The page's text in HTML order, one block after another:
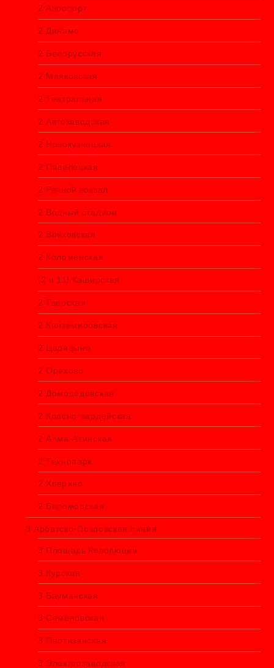
2 Аэропорт
2 Динамо
2 Белорусская
2 Маяковская
2 Театральная
2 Автозаводская
2 Новокузнецкая
2 Павелецкая
2 Речной вокзал
2 Водный стадион
2 Войковская
2 Коломенская
(2 и 11) Каширская
2 Тверская
2 Кантемировская
2 Царицыно
2 Орехово
2 Домодедовская
2 Красногвардейская
2 Алма-Атинская
2 Технопарк
2 Ховрино
2 Беломорская
3 Арбатско-Покровская линия
3 Площадь Революции
3 Курская
3 Бауманская
3 Семёновская
3 Партизанская
3 Электрозаводская